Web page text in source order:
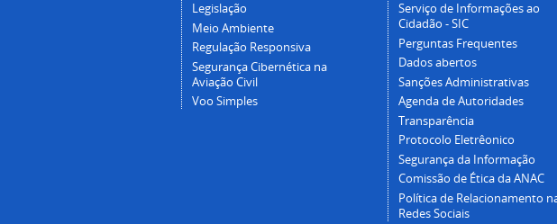
Legislação
Meio Ambiente
Regulação Responsiva
Segurança Cibernética na
Aviação Civil
Voo Simples
Serviço de Informações ao
Cidadão - SIC
Perguntas Frequentes
Dados abertos
Sanções Administrativas
Agenda de Autoridades
Transparência
Protocolo Eletrêonico
Segurança da Informação
Comissão de Ética da ANAC
Política de Relacionamento
Redes Sociais